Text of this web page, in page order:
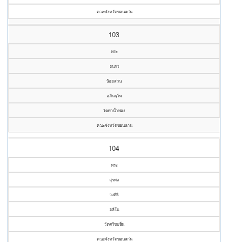
คณะจังหวัดขอนแก่น
103
พระ
ธนกร
น้อยสวน
อภินนฺโท
วัดท่าน้ำพอง
คณะจังหวัดขอนแก่น
104
พระ
สุรพล
วงศิริ
อลิโน
วัดศรีชมชื่น
คณะจังหวัดขอนแก่น